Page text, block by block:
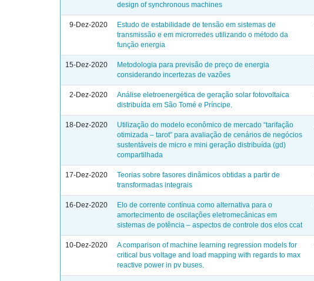
design of synchronous machines
9-Dez-2020
Estudo de estabilidade de tensão em sistemas de
transmissão e em microrredes utilizando o método da
função energia
15-Dez-2020
Metodologia para previsão de preço de energia
considerando incertezas de vazões
2-Dez-2020
Análise eletroenergética de geração solar fotovoltaica
distribuída em São Tomé e Príncipe.
18-Dez-2020
Utilização do modelo econômico de mercado “tarifação
otimizada – tarot” para avaliação de cenários de negócios
sustentáveis de micro e mini geração distribuída (gd)
compartilhada
17-Dez-2020
Teorias sobre fasores dinâmicos obtidas a partir de
transformadas integrais
16-Dez-2020
Elo de corrente contínua como alternativa para o
amortecimento de oscilações eletromecânicas em
sistemas de potência – aspectos de controle dos elos ccat
10-Dez-2020
A comparison of machine learning regression models for
critical bus voltage and load mapping with regards to max
reactive power in pv buses.